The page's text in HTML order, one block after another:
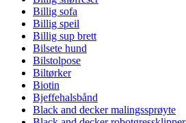
Billig sofa
Billig speil
Billig sup brett
Bilsete hund
Bilstolpose
Biltørker
Biotin
Bjeffehalsbånd
Black and decker malingssprøyte